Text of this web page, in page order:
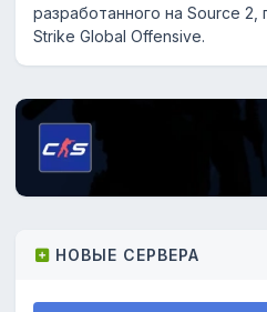
разработанного на Source 2,
Strike Global Offensive.
НОВЫЕ СЕРВЕРА